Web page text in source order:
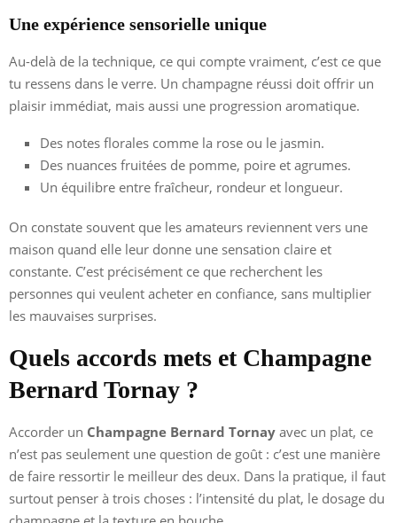
Une expérience sensorielle unique
Au-delà de la technique, ce qui compte vraiment, c’est ce que
tu ressens dans le verre. Un champagne réussi doit offrir un
plaisir immédiat, mais aussi une progression aromatique.
Des notes florales comme la rose ou le jasmin.
Des nuances fruitées de pomme, poire et agrumes.
Un équilibre entre fraîcheur, rondeur et longueur.
On constate souvent que les amateurs reviennent vers une
maison quand elle leur donne une sensation claire et
constante. C’est précisément ce que recherchent les
personnes qui veulent acheter en confiance, sans multiplier
les mauvaises surprises.
Quels accords mets et Champagne
Bernard Tornay ?
Accorder un Champagne Bernard Tornay avec un plat, ce
n’est pas seulement une question de goût : c’est une manière
de faire ressortir le meilleur des deux. Dans la pratique, il faut
surtout penser à trois choses : l’intensité du plat, le dosage du